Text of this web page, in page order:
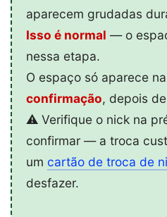
aparecem grudadas
Isso é normal — o
nessa etapa.
O espaço só aparece na
confirmação, depois
⚠️ Verifique o nick na
confirmar — a troca
um cartão de troca de
desfazer.